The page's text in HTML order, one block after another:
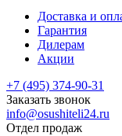
Доставка и
Гарантия
Дилерам
Акции
+7 (495) 374-90-31
Заказать звонок
info@osushiteli24.ru
Отдел продаж